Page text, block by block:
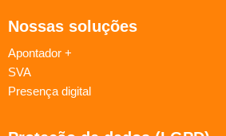
Nossas soluções
Apontador +
SVA
Presença digital